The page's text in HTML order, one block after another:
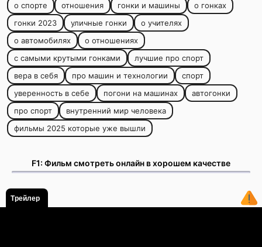
о спорте
отношения гонки и машины
о гонках
гонки 2023
уличные гонки
о учителях
о автомобилях
о отношениях
с самыми крутыми гонками
лучшие про спорт
вера в себя
про машин и технологии
спорт
уверенность в себе
погони на машинах
автогонки
про спорт
внутренний мир человека
фильмы 2025 которые уже вышли
F1: Фильм смотреть онлайн в хорошем качестве
Трейлер